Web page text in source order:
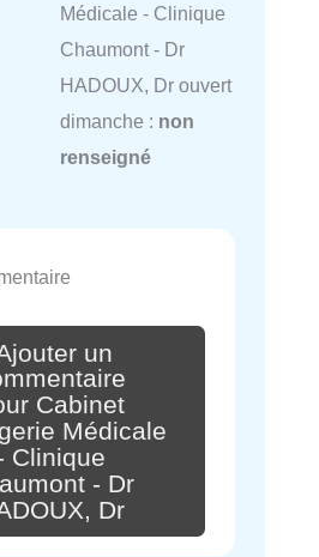
Médicale - Clinique
Chaumont - Dr
HADOUX, Dr ouvert
dimanche : non
renseigné
un
Cabinet
Médicale
Clinique
- Dr
Dr